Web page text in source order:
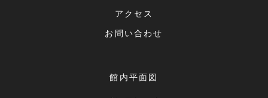
アクセス
お問い合わせ
館内平面図